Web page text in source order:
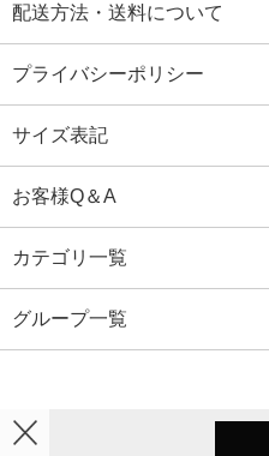
配送方法・送料について
プライバシーポリシー
サイズ表記
お客様Q＆A
カテゴリ一覧
グループ一覧